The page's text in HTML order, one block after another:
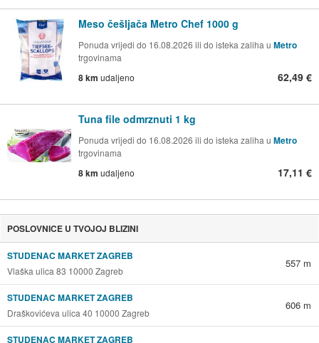
Meso češljača Metro Chef 1000 g
Ponuda vrijedi do 16.08.2026 ili do isteka zaliha u Metro
trgovinama
8 km udaljeno 62,49 €
Tuna file odmrznuti 1 kg
Ponuda vrijedi do 16.08.2026 ili do isteka zaliha u Metro
trgovinama
8 km udaljeno 17,11 €
POSLOVNICE U TVOJOJ BLIZINI
STUDENAC MARKET ZAGREB
Vlaška ulica 83 10000 Zagreb
557 m
STUDENAC MARKET ZAGREB
Draškovićeva ulica 40 10000 Zagreb
606 m
STUDENAC MARKET ZAGREB